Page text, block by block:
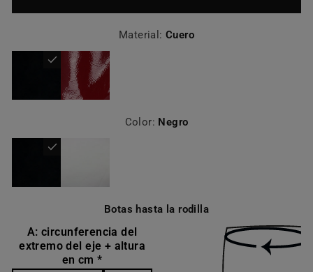
Material:Cuero
Color: Negro
Botas hasta la rodilla
A: circunferencia del
extremo del eje + altura
en cm *